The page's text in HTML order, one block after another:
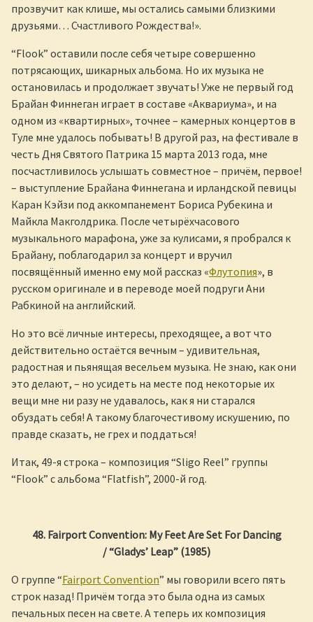
прозвучит как клише, мы остались самыми близкими
друзьями… Счастливого Рождества!».
“Flook” оставили после себя четыре совершенно
потрясающих, шикарных альбома. Но их музыка не
остановилась и продолжает звучать! Уже не первый год
Брайан Финнеган играет в составе «Аквариума», и на
одном из «квартирных», точнее – камерных концертов в
Туле мне удалось побывать! В другой раз, на фестивале в
честь Дня Святого Патрика 15 марта 2013 года, мне
посчастливилось услышать совместное – причём, первое!
– выступление Брайана Финнегана и ирландской певицы
Каран Кэйзи под аккомпанемент Бориса Рубекина и
Майкла Макголдрика. После четырёхчасового
музыкального марафона, уже за кулисами, я пробрался к
Брайану, поблагодарил за концерт и вручил
посвящённый именно ему мой рассказ «Флутопия», в
русском оригинале и в переводе моей подруги Ани
Рабкиной на английский.
Но это всё личные интересы, преходящее, а вот что
действительно остаётся вечным – удивительная,
радостная и пьянящая весельем музыка. Не знаю, как они
это делают, – но усидеть на месте под некоторые их
вещи мне ни разу не удавалось, как я ни старался
обуздать себя! А такому благочестивому искушению, по
правде сказать, не грех и поддаться!
Итак, 49-я строка – композиция “Sligo Reel” группы
“Flook” с альбома “Flatfish”, 2000-й год.
48. Fairport Convention: My Feet Are Set For Dancing
/“Gladys’ Leap” (1985)
О группе “Fairport Convention” мы говорили всего пять
строк назад! Причём тогда это была одна из самых
печальных песен на свете. А теперь их композиция